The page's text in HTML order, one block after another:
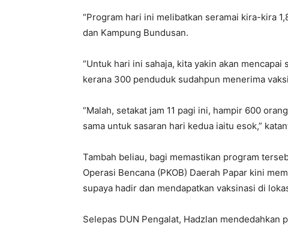
“Program hari ini melibatkan seramai kira-kira
dan Kampung Bundusan.
“Untuk hari ini sahaja, kita yakin akan
kerana 300 penduduk sudahpun menerima
“Malah, setakat jam 11 pagi ini, hampir 600
sama untuk sasaran hari kedua iaitu esok,”
Tambah beliau, bagi memastikan program
Operasi Bencana (PKOB) Daerah Papar kini
supaya hadir dan mendapatkan vaksinasi di
Selepas DUN Pengalat, Hadzlan mendedahkan